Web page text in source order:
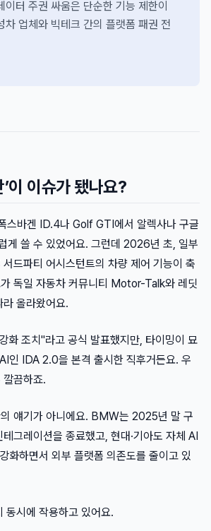
이터 주권 싸움은 단순한 기능 제한이
차 업체와 빅테크 간의 플랫폼 패권 전
이 이슈가 됐나요?
스바겐 ID.4나 Golf GTI에서 알렉사나 구글
게 쓸 수 있었어요. 그런데 2026년 초, 일부
드파티 어시스턴트의 차량 제어 기능이 축
독일 자동차 커뮤니티 Motor-Talk와 레딧
올라왔어요.
화 조치"라고 공식 발표했지만, 타이밍이 묘
인 IDA 2.0을 본격 출시한 직후거든요. 우
끔하죠.
얘기가 아니에요. BMW는 2025년 말 구
그레이션을 종료했고, 현대·기아도 자체 AI
화하면서 외부 플랫폼 의존도를 줄이고 있
동시에 작용하고 있어요.